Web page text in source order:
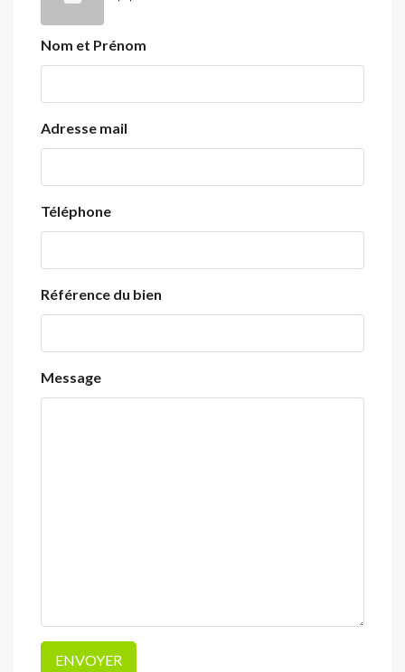
Nom et Prénom
Adresse mail
Téléphone
Référence du bien
Message